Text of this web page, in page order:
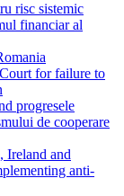
risc sistemic
financiar al
for failure to
progresele
de cooperare
Ireland and
anti-